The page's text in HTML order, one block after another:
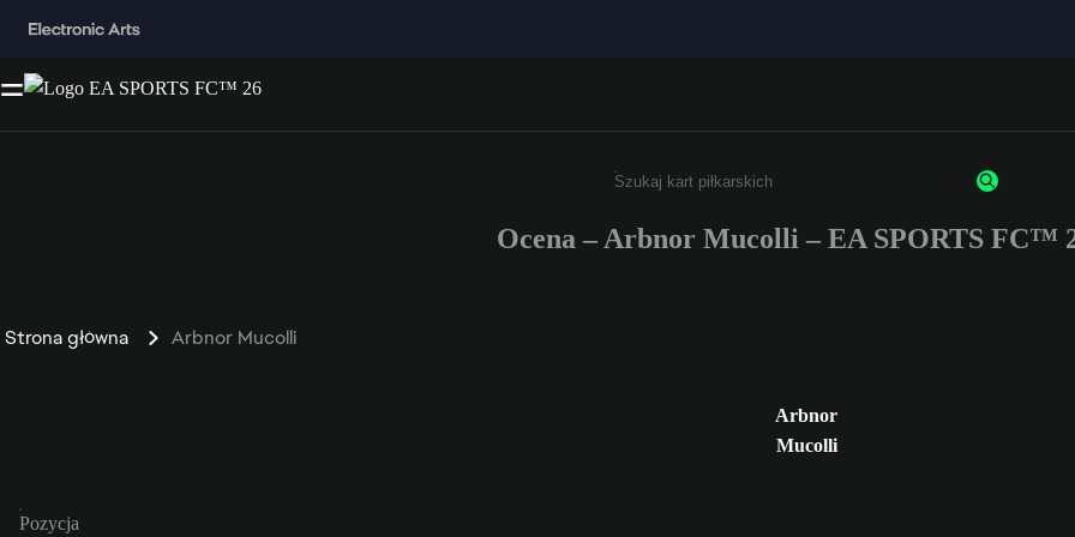
Wpisz co najmniej 3 znaki lub cyfry.
Ocena – Arbnor Mucolli – EA SPORTS FC™
Strona główna Arbnor Mucolli
Arbnor
Mucolli
Pozycja